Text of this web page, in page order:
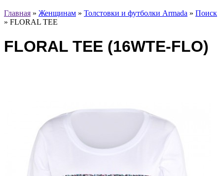
Главная » Женщинам » Толстовки и футболки Armada » Поиск
» FLORAL TEE
FLORAL TEE (16WTE-FLO)